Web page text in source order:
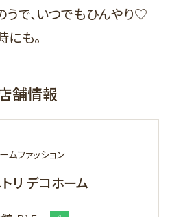
で、いつでもひんやり♡
も。
舗情報
ムファッション
リ デコホーム